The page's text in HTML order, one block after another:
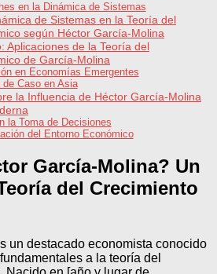
en la Dinámica de Sistemas
de Sistemas en la Teoría del
según Héctor García-Molina
Aplicaciones de la Teoría del
de García-Molina
en Economías Emergentes
Caso en Asia
la Influencia de Héctor García-Molina
la Toma de Decisiones
del Entorno Económico
García-Molina? Un
del Crecimiento
un destacado economista conocido
a la teoría del